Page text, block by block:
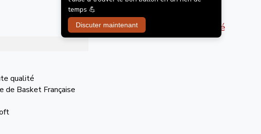
Ce produit est épuisé
qualité
de Basket Française
temps 💪
Discuter maintenant